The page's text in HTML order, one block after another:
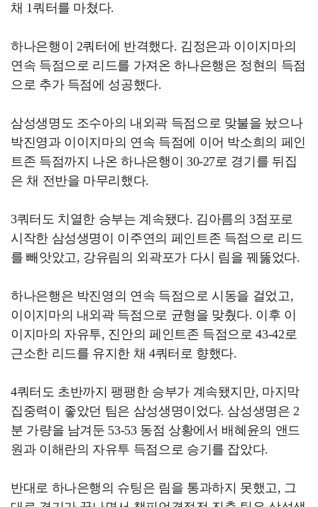
채 1쿼터를 마쳤다.
하나은행이 2쿼터에 반격했다. 김정은과 이이지마의
연속 득점으로 리드를 가져온 하나은행은 정현의 득점
으로 추가 득점에 성공했다.
삼성생명도 조수아의 내외곽 득점으로 맞불을 놨으나
박진영과 이이지마의 연속 득점에 이어 박소희의 페인
트존 득점까지 나온 하나은행이 30-27로 경기를 뒤집
은 채 전반을 마무리했다.
3쿼터도 치열한 승부는 계속됐다. 김아름의 3점포로
시작한 삼성생명이 이주연의 페인트존 득점으로 리드
를 빼앗았고, 강유림의 외곽포가 다시 림을 꿰뚫었다.
하나은행은 박진영의 연속 득점으로 시동을 걸었고,
이이지마의 내외곽 득점으로 균형을 맞췄다. 이후 이
이지마의 자유투, 진안의 페인트존 득점으로 43-42로
근소한 리드를 유지한 채 4쿼터로 향했다.
4쿼터도 초반까지 팽팽한 승부가 계속됐지만, 마지막
집중력이 좋았던 팀은 삼성생명이었다. 삼성생명은 2
분 가량을 남겨둔 53-53 동점 상황에서 배혜윤의 앤드
원과 이해란의 자유투 득점으로 승기를 잡았다.
반대로 하나은행의 슈팅은 림을 통과하지 못했고, 그